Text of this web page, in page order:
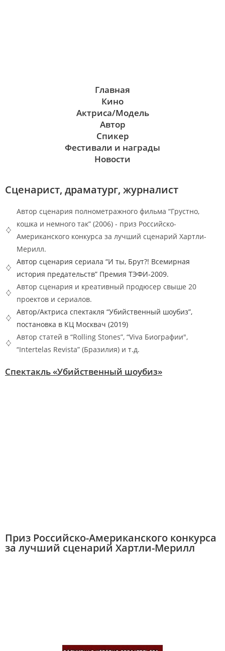
Главная
Кино
Актриса/Модель
Автор
Спикер
Фестивали и награды
Новости
Сценарист, драматург, журналист
Автор сценария полнометражного фильма “Грустно,
кошка и немного так” (2006) - приз Российско-
Американского конкурса за лучший сценарий Хартли-
Мерилл.
Автор сценария сериала “И ты, Брут?! Всемирная
история предательств” Премия ТЭФИ-2009.
Автор сценария и креативный продюсер свыше 20
проектов и сериалов.
Автор/Актриса спектакля “Убийственный шоубиз”,
постановка в КЦ Москвач (2019)
Автор статей в “Rolling Stones”, “Viva Биографии",
“Intertelas Revista” (Бразилия) и т.д.
Спектакль «Убийственный шоубиз»
Приз Российско-Американского конкурса
за лучший сценарий Хартли-Мерилл